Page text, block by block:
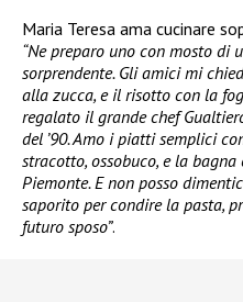
Maria Teresa ama cucinare
“Ne preparo uno con mosto di
sorprendente. Gli amici mi
alla zucca, e il risotto con la
regalato il grande chef
del ’90. Amo i piatti semplici
stracotto, ossobuco, e la
Piemonte. E non posso
saporito per condire la pasta,
futuro sposo”.